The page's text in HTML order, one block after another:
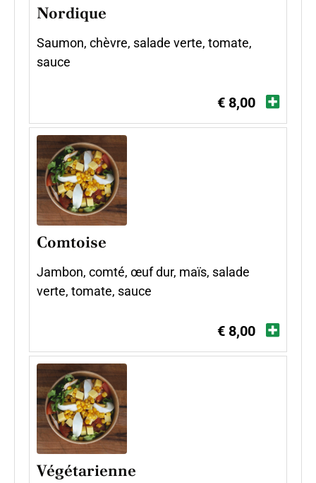
Nordique
Saumon, chèvre, salade verte, tomate,
sauce
€ 8,00
Comtoise
Jambon, comté, œuf dur, maïs, salade
verte, tomate, sauce
€ 8,00
Végétarienne